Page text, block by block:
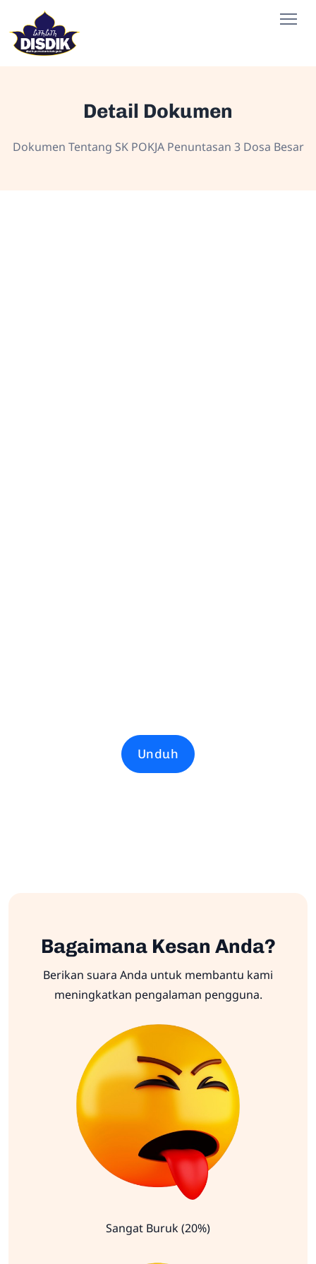
Detail Dokumen
Dokumen Tentang SK POKJA Penuntasan 3 Dosa Besar
Unduh
Bagaimana Kesan Anda?
Berikan suara Anda untuk membantu kami
meningkatkan pengalaman pengguna.
Sangat Buruk (20%)